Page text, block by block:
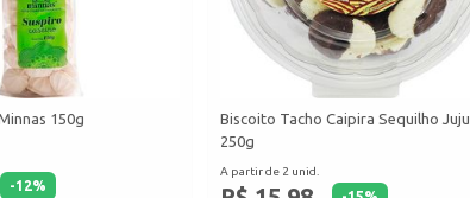
150g
-12%
Biscoito Tacho Caipira Sequilho Juju
250g
A partir de 2 unid.